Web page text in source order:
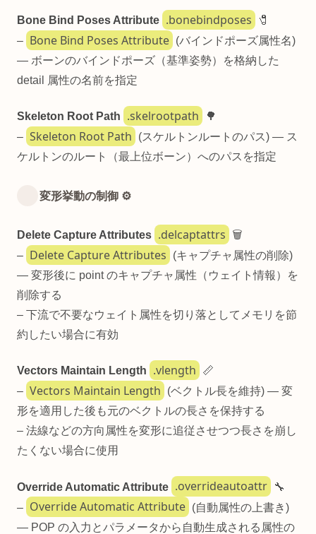
Bone Bind Poses Attribute .bonebindposes
🧷
– Bone Bind Poses Attribute
(バインドポーズ属性名)
— ボーンのバインドポーズ（基準姿勢）を格納した
detail 属性の名前を指定
Skeleton Root Path .skelrootpath
🌳
– Skeleton Root Path
(スケルトンルートのパス) — ス
ケルトンのルート（最上位ボーン）へのパスを指定
変形挙動の制御 ⚙️
Delete Capture Attributes .delcaptattrs
🗑️
– Delete Capture Attributes
(キャプチャ属性の削除)
— 変形後に point のキャプチャ属性（ウェイト情報）を
削除する
– 下流で不要なウェイト属性を切り落としてメモリを節
約したい場合に有効
Vectors Maintain Length .vlength
📏
– Vectors Maintain Length
(ベクトル長を維持) — 変
形を適用した後も元のベクトルの長さを保持する
– 法線などの方向属性を変形に追従させつつ長さを崩し
たくない場合に使用
Override Automatic Attribute .overrideautoattr
🔧
– Override Automatic Attribute
(自動属性の上書き)
— POP の入力とパラメータから自動生成される属性の